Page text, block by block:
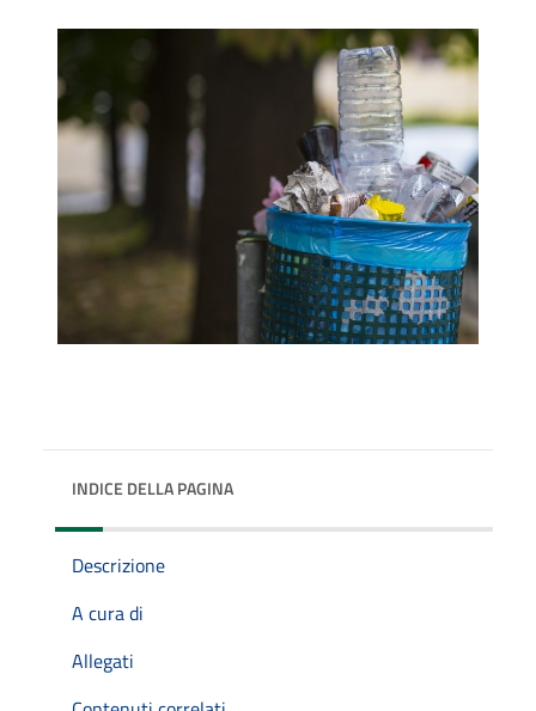
INDICE DELLA PAGINA
Descrizione
A cura di
Allegati